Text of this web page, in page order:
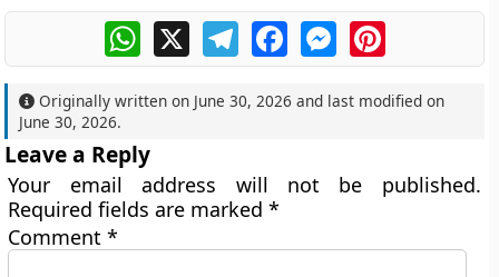
WhatsApp
X TelegramFacebookMessengerPinterest
Originally written on June 30, 2026 and last modified on
June 30, 2026.
Leave a Reply
Your email address will not be published.
Required fields are marked*
Comment*